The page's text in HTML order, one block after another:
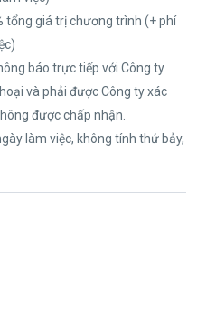
tổng giá trị chương trình (+ phí
báo trực tiếp với Công ty
và phải được Công ty xác
được chấp nhận.
làm việc, không tính thứ bảy,